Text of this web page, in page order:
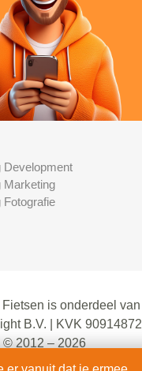
Development
Marketing
Fotografie
is onderdeel van
B.V. | KVK 90914872
© 2012 – 2026
voorbehouden.